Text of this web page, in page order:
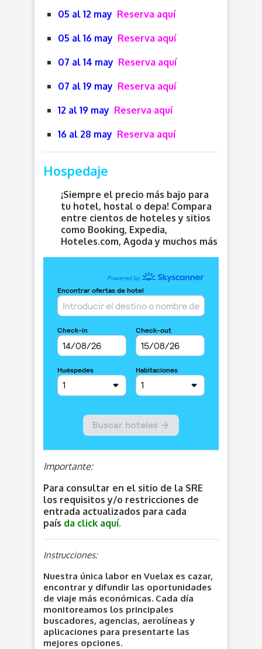
05 al 12 may Reserva aquí
05 al 16 may Reserva aquí
07 al 14 may Reserva aquí
07 al 19 may Reserva aquí
12 al 19 may Reserva aquí
16 al 28 may Reserva aquí
Hospedaje
¡Siempre el precio más bajo para
tu hotel, hostal o depa! Compara
entre cientos de hoteles y sitios
como Booking, Expedia,
Hoteles.com, Agoda y muchos más
Importante:
Para consultar en el sitio de la SRE
los requisitos y/o restricciones de
entrada actualizados para cada
país da click aquí.
Instrucciones:
Nuestra única labor en Vuelax es cazar,
encontrar y difundir las oportunidades
de viaje más económicas. Cada día
monitoreamos los principales
buscadores, agencias, aerolíneas y
aplicaciones para presentarte las
mejores opciones.